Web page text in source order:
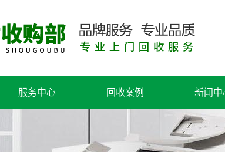
服务中心 回收案例 新闻中